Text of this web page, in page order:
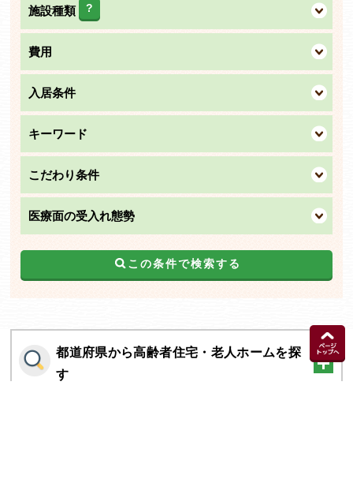
施設種類 ?
費用
入居条件
キーワード
こだわり条件
医療面の受入れ態勢
この条件で検索する
都道府県から高齢者住宅・老人ホームを探
す